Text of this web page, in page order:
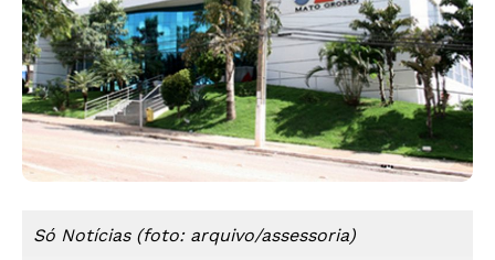
Só Notícias (foto: arquivo/assessoria)